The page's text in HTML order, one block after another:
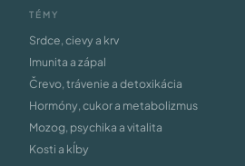
TÉMY
Srdce, cievy a krv
Imunita a zápal
Črevo, trávenie a detoxikácia
Hormóny, cukor a metabolizmus
Mozog, psychika a vitalita
Kosti a kĺby